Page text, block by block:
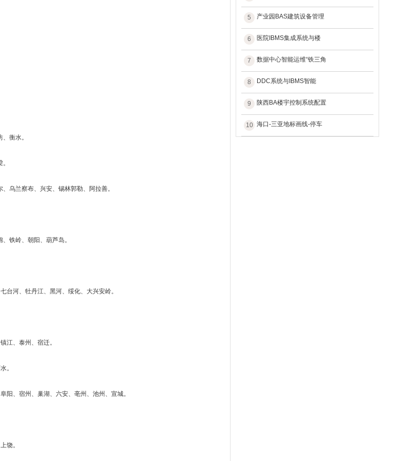
衡水。
乌兰察布、兴安、锡林郭勒、阿拉善。
铁岭、朝阳、葫芦岛。
台河、牡丹江、黑河、绥化、大兴安岭。
江、泰州、宿迁。
。
阳、宿州、巢湖、六安、亳州、池州、宣城。
饶。
5 产业园BAS建筑设备管理
6 医院IBMS集成系统与楼
7 数据中心智能运维“铁三角
8 DDC系统与IBMS智能
9 陕西BA楼宇控制系统配置
10 海口-三亚地标画线-停车